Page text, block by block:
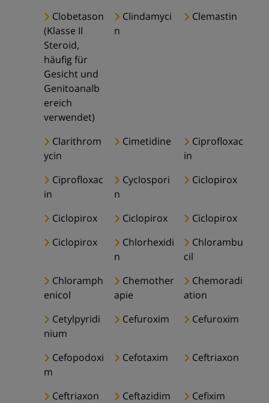
Clobetason
(Klasse II
Steroid,
häufig für
Gesicht und
Genitoanalb
ereich
verwendet)
Clindamyci
n
Clemastin
Clarithrom
ycin
Cimetidine
Ciprofloxac
in
Ciprofloxac
in
Cyclospori
n
Ciclopirox
Ciclopirox Ciclopirox
Ciclopirox
Ciclopirox
Chlorhexidi
n
Chlorambu
cil
Chloramph
enicol
Chemother
apie
Chemoradi
ation
Cetylpyridi
nium
Cefuroxim Cefuroxim
Cefopodoxi
m
Cefotaxim Ceftriaxon
Ceftriaxon Ceftazidim
Cefixim